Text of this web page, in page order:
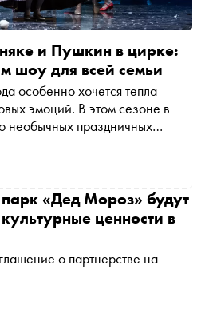
и Пушкин в цирке:
шоу для всей семьи
особенно хочется тепла
эмоций. В этом сезоне в
необычных праздничных
вселенных и, конечно,
где ловить
«Дед Мороз» будут
ценности в
о партнерстве на